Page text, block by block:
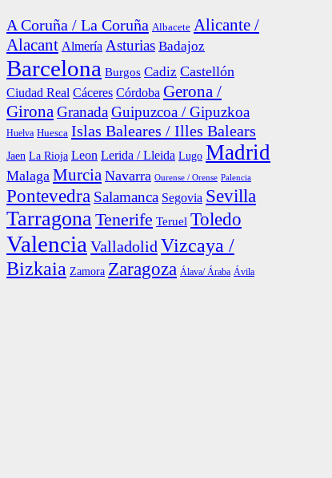
A Coruña / La Coruña Albacete Alicante /
Alacant Almería Asturias Badajoz
Barcelona Burgos Cadiz Castellón
Ciudad Real Cáceres Córdoba Gerona /
GironaGranadaGuipuzcoa / Gipuzkoa
Huelva Huesca Islas Baleares / Illes Balears
Jaen La Rioja Leon Lerida / Lleida Lugo Madrid
Malaga Murcia Navarra Ourense / Orense Palencia
Pontevedra Salamanca Segovia Sevilla
TarragonaTenerife Teruel Toledo
Valencia Valladolid Vizcaya /
Bizkaia Zamora Zaragoza Álava/ Áraba Ávila